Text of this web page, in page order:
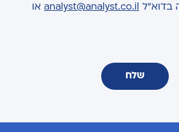
בדוא"ל
analyst@analyst.co.il או
שלח